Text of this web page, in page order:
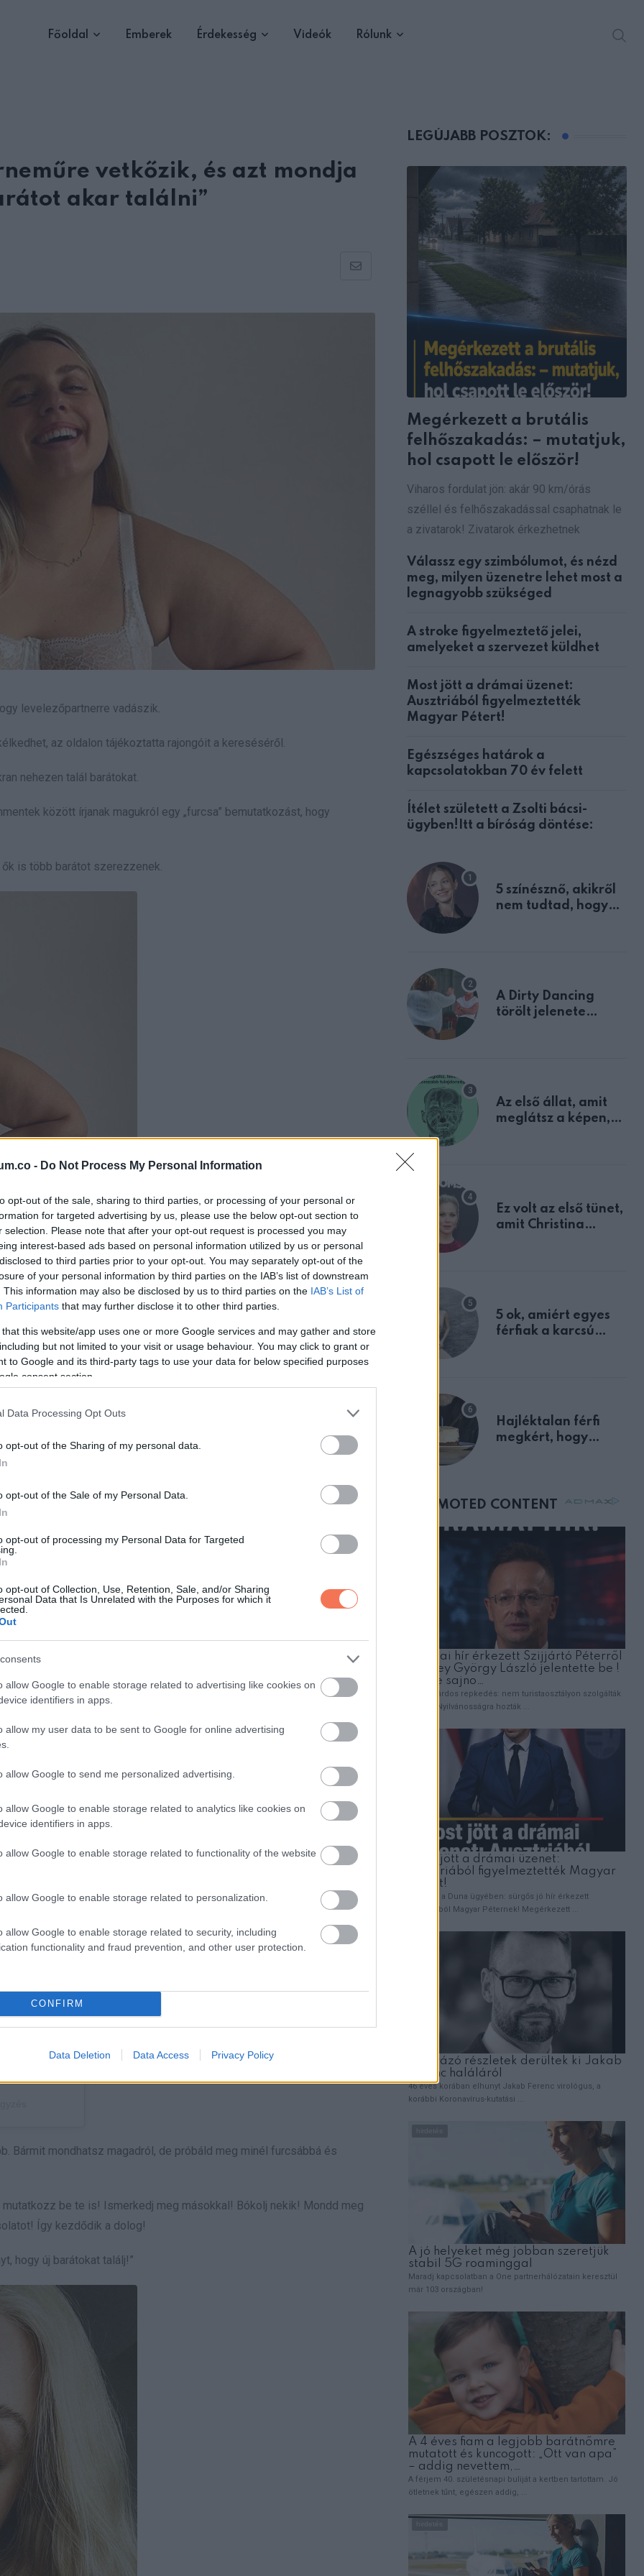
- Do Not Process My Personal Information
opt-out of the sale, sharing to third parties, or processing of your personal or
for targeted advertising by us, please use the below opt-out section to
selection. Please note that after your opt-out request is processed you may
interest-based ads based on personal information utilized by us or personal
to third parties prior to your opt-out. You may separately opt-out of the
of your personal information by third parties on the IAB’s list of downstream
This information may also be disclosed by us to third parties on the IAB’s List of
Participants that may further disclose it to other third parties.
that this website/app uses one or more Google services and may gather and store
but not limited to your visit or usage behaviour. You may click to grant or
to Google and its third-party tags to use your data for below specified purposes
consent section.
Data Processing Opt Outs
opt-out of the Sharing of my personal data.
opt-out of the Sale of my Personal Data.
opt-out of processing my Personal Data for Targeted
opt-out of Collection, Use, Retention, Sale, and/or Sharing
Data that Is Unrelated with the Purposes for which it
allow Google to enable storage related to advertising like cookies on
identifiers in apps.
allow my user data to be sent to Google for online advertising
allow Google to send me personalized advertising.
allow Google to enable storage related to analytics like cookies on
identifiers in apps.
allow Google to enable storage related to functionality of the website
allow Google to enable storage related to personalization.
allow Google to enable storage related to security, including
functionality and fraud prevention, and other user protection.
CONFIRM
Data Deletion Data Access Privacy Policy
Főoldal Emberek Érdekesség Videók Rólunk
vetkőzik, és azt mondja
akar találni”
Share
Email
levelezőpartnerre vadászik.
az oldalon tájékoztatta rajongóit a kereséséről.
nehezen talál barátokat.
között írjanak magukról egy „furcsa” bemutatkozást, hogy
is több barátot szerezzenek.
egy levelezőpartner kereső posztot fogok csinálni, hogy ÚJ
nehéz dolgokat is meg tudunk csinálni
Bármit mondhatsz magadról, de próbáld meg minél furcsábbá és
be te is! Ismerkedj meg másokkal! Bókolj nekik! Mondd meg
Így kezdődik a dolog!
hogy új barátokat találj!”
LEGÚJABB POSZTOK:
Megérkezett a brutális
felhőszakadás: – mutatjuk,
hol csapott le először!
Viharos fordulat jön: akár 90 km/órás
széllel és felhőszakadással csaphatnak le
a zivatarok! Zivatarok érkezhetnek
Válassz egy szimbólumot, és nézd
meg, milyen üzenetre lehet most a
legnagyobb szükséged
A stroke figyelmeztető jelei,
amelyeket a szervezet küldhet
Most jött a drámai üzenet:
Ausztriából figyelmeztették
Magyar Pétert!
Egészséges határok a
kapcsolatokban 70 év felett
Ítélet született a Zsolti bácsi-
ügyben!Itt a bíróság döntése:
5 színésznő, akikről
nem tudtad, hogy
A Dirty Dancing
törölt jelenete
Az első állat, amit
meglátsz a képen,
Ez volt az első tünet,
amit Christina
5 ok, amiért egyes
férfiak a karcsú
Hajléktalan férfi
megkért, hogy
mellettem ült az első